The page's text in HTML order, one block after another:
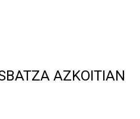
AZKOITIAN